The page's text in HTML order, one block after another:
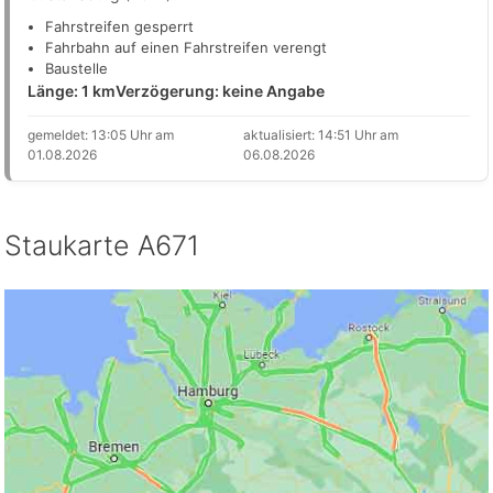
Fahrstreifen gesperrt
Fahrbahn auf einen Fahrstreifen verengt
Baustelle
Länge: 1 kmVerzögerung: keine Angabe
gemeldet: 13:05 Uhr am
01.08.2026
aktualisiert: 14:51 Uhr am
06.08.2026
Staukarte A671